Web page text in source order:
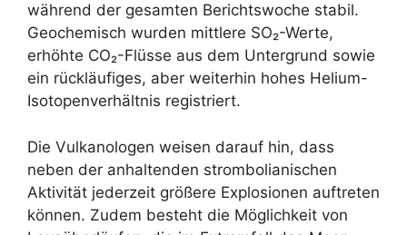
während der gesamten Berichtswoche stabil.
Geochemisch wurden mittlere SO₂-Werte,
erhöhte CO₂-Flüsse aus dem Untergrund sowie
ein rückläufiges, aber weiterhin hohes Helium-
Isotopenverhältnis registriert.
Die Vulkanologen weisen darauf hin, dass
neben der anhaltenden strombolianischen
Aktivität jederzeit größere Explosionen auftreten
können. Zudem besteht die Möglichkeit von